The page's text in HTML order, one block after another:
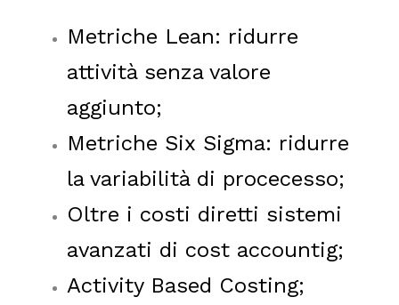
Metriche Lean: ridurre
attività senza valore
aggiunto;
Metriche Six Sigma: ridurre
la variabilità di procecesso;
Oltre i costi diretti sistemi
avanzati di cost accountig;
Activity Based Costing;